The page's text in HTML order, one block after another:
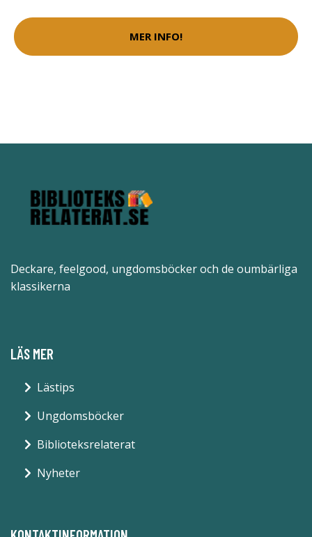
MER INFO!
Deckare, feelgood, ungdomsböcker och de oumbärliga
klassikerna
LÄS MER
Lästips
Ungdomsböcker
Biblioteksrelaterat
Nyheter